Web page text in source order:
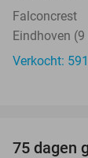
Falconcrest
Eindhoven
Verkocht: 591
75 dagen